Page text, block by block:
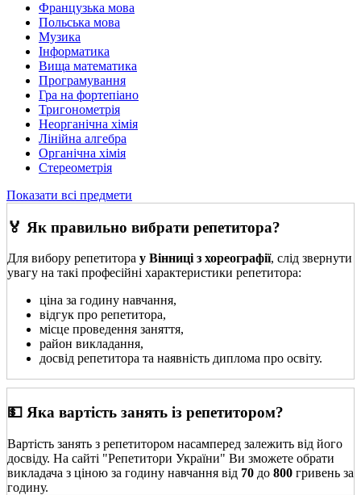
Французька мова
Польська мова
Музика
Інформатика
Вища математика
Програмування
Гра на фортепіано
Тригонометрія
Неорганічна хімія
Лінійна алгебра
Органічна хімія
Стереометрія
Показати всі предмети
🏅 Як правильно вибрати репетитора?
Для вибору репетитора у Вінниці з хореографії, слід звернути
увагу на такі професійні характеристики репетитора:
ціна за годину навчання,
відгук про репетитора,
місце проведення заняття,
район викладання,
досвід репетитора та наявність диплома про освіту.
💵 Яка вартість занять із репетитором?
Вартість занять з репетитором насамперед залежить від його
досвіду. На сайті "Репетитори України" Ви зможете обрати
викладача з ціною за годину навчання від 70 до 800 гривень за
годину.